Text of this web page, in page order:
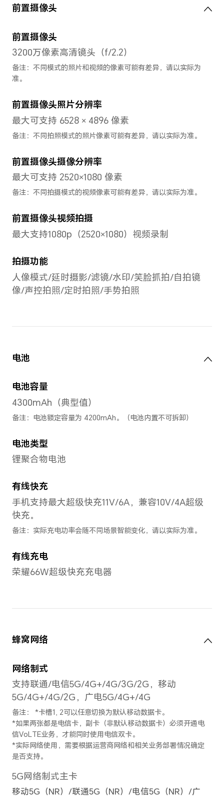
系统
操作系统
Magic UI 4.2（基于Android 11
存储
8GB+128GB 全网通
8GB+256GB 全网通
后置摄像头
10800万像素主摄像头（f/1.9
摄像头（f/2.2）+200万像素
（f/2.4）+200万像素微距摄
备注：不同模式的照片和视频的像素
后置摄像头视频拍摄
最大支持4K（3840×2160）视
频防抖
后置摄像头照片分辨率
最大可支持12032 × 9024像素
备注：不同拍照模式的照片像素可能